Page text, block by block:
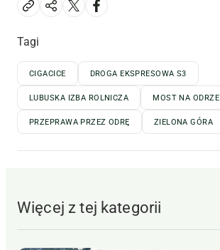
Tagi
CIGACICE DROGA EKSPRESOWA S3
LUBUSKA IZBA ROLNICZA MOST NA ODRZE
PRZEPRAWA PRZEZ ODRĘ ZIELONA GÓRA
Więcej z tej kategorii